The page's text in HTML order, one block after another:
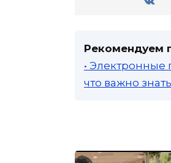
Рекомендуем
• Электронные
что важно